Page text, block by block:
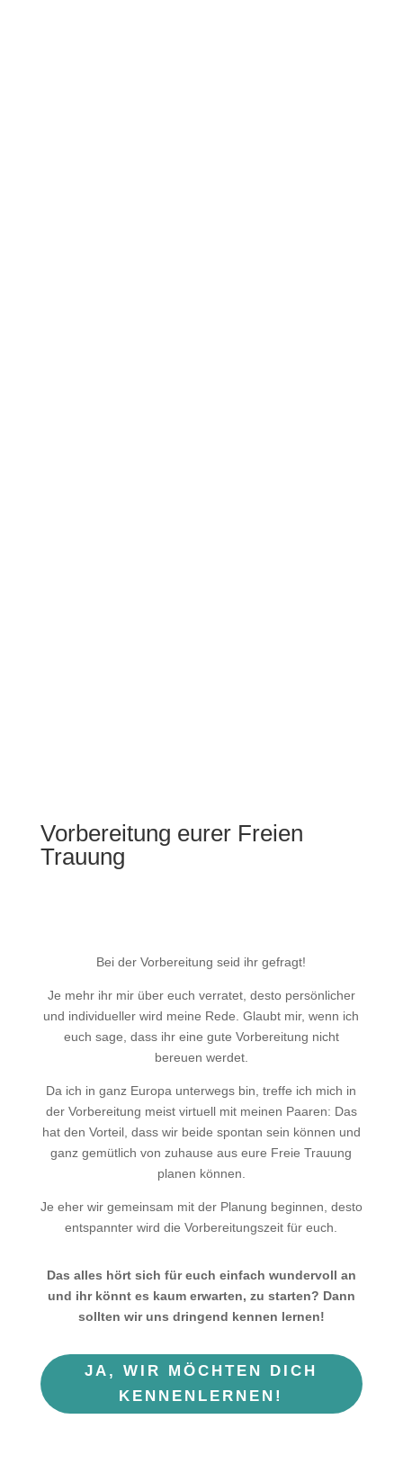
Vorbereitung eurer Freien
Trauung
Bei der Vorbereitung seid ihr gefragt!
Je mehr ihr mir über euch verratet, desto persönlicher
und individueller wird meine Rede. Glaubt mir, wenn ich
euch sage, dass ihr eine gute Vorbereitung nicht
bereuen werdet.
Da ich in ganz Europa unterwegs bin, treffe ich mich in
der Vorbereitung meist virtuell mit meinen Paaren: Das
hat den Vorteil, dass wir beide spontan sein können und
ganz gemütlich von zuhause aus eure Freie Trauung
planen können.
Je eher wir gemeinsam mit der Planung beginnen, desto
entspannter wird die Vorbereitungszeit für euch.
Das alles hört sich für euch einfach wundervoll an
und ihr könnt es kaum erwarten, zu starten? Dann
sollten wir uns dringend kennen lernen!
JA, WIR MÖCHTEN DICH
KENNENLERNEN!